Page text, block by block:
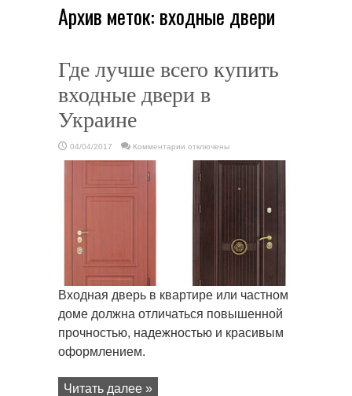
Архив меток: входные двери
Где лучше всего купить
входные двери в
Украине
04/04/2017 Комментарии
Где
всего
двери
отключены
Входная дверь в квартире или частном
доме должна отличаться повышенной
прочностью, надежностью и красивым
оформлением.
Читать далее »